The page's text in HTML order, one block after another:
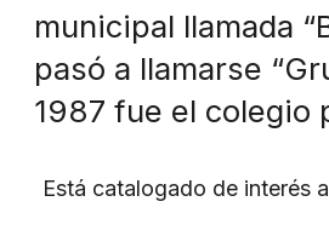
municipal llamada
pasó a llamarse
1987 fue el colegio
Está catalogado de interés